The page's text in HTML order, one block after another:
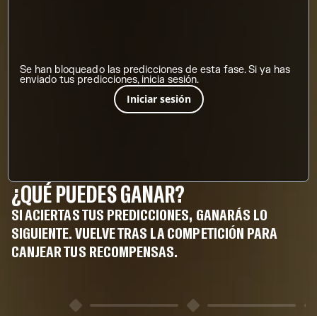
Se han bloqueado las predicciones de esta fase. Si ya has
enviado tus predicciones, inicia sesión.
Iniciar sesión
¿QUÉ PUEDES GANAR?
SI ACIERTAS TUS PREDICCIONES, GANARÁS LO
SIGUIENTE. VUELVE TRAS LA COMPETICIÓN PARA
CANJEAR TUS RECOMPENSAS.